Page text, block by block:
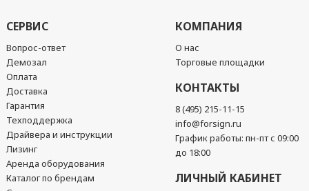
СЕРВИС
Вопрос-ответ
Демозал
Оплата
Доставка
Гарантия
Техподдержка
Драйвера и инструкции
Лизинг
Аренда оборудования
Каталог по брендам
КОМПАНИЯ
О нас
Торговые площадки
КОНТАКТЫ
8 (495) 215-11-15
info@forsign.ru
График работы: пн-пт с 09:00
до 18:00
ЛИЧНЫЙ КАБИНЕТ